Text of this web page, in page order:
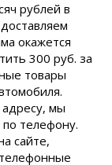
рублей в
окажется
300 руб. за
товары
адресу, мы
телефону.
сайте,